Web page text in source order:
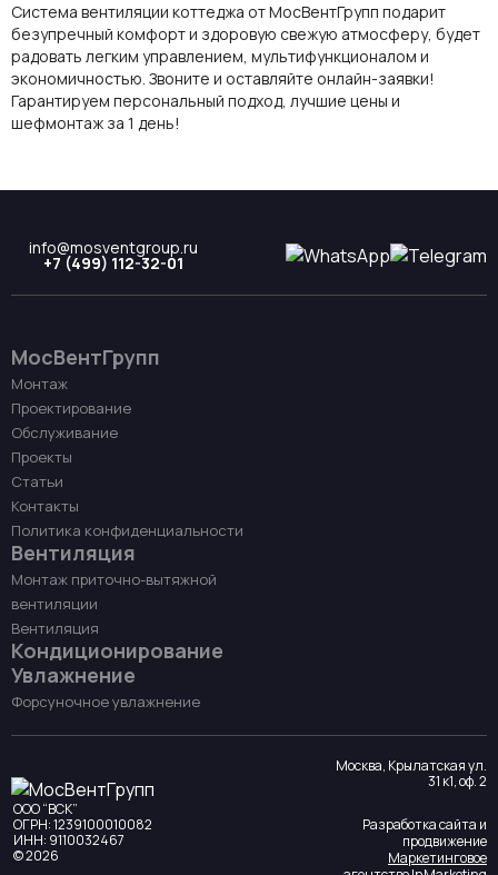
Система вентиляции коттеджа от МосВентГрупп подарит
безупречный комфорт и здоровую свежую атмосферу, будет
радовать легким управлением, мультифункционалом и
экономичностью. Звоните и оставляйте онлайн-заявки!
Гарантируем персональный подход, лучшие цены и
шефмонтаж за 1 день!
info@mosventgroup.ru
+7 (499) 112-32-01
МосВентГрупп
Монтаж
Проектирование
Обслуживание
Проекты
Статьи
Контакты
Политика конфиденциальности
Вентиляция
Монтаж приточно-вытяжной
вентиляции
Вентиляция
Кондиционирование
Увлажнение
Форсуночное увлажнение
ООО “ВСК”
ОГРН: 1239100010082
ИНН: 9110032467
© 2026
Москва, Крылатская ул.
31 к1, оф. 2
Разработка сайта и
продвижение
Маркетинговое